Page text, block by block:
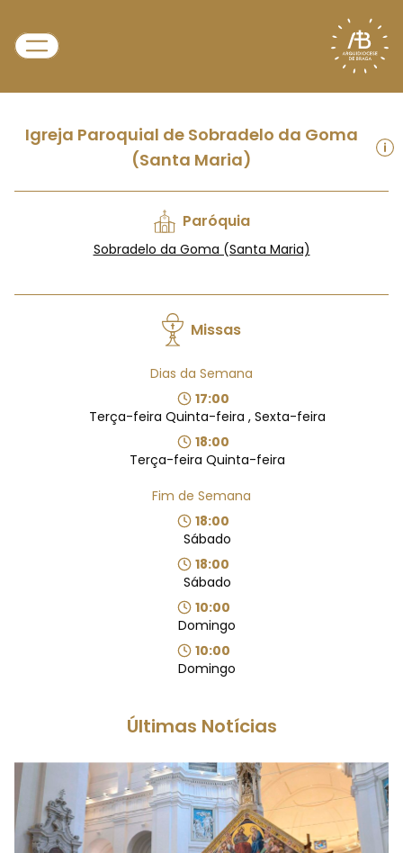
Igreja Paroquial de Sobradelo da Goma
(Santa Maria)
Paróquia
Sobradelo da Goma (Santa Maria)
Missas
Dias da Semana
17:00
Terça-feira Quinta-feira , Sexta-feira
18:00
Terça-feira Quinta-feira
Fim de Semana
18:00
Sábado
18:00
Sábado
10:00
Domingo
10:00
Domingo
Últimas Notícias